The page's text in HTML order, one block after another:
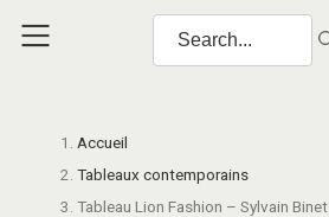
Accueil
Tableaux contemporains
Tableau Lion Fashion – Sylvain Binet